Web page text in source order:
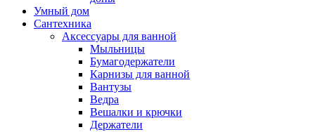
Умный дом
Сантехника
Аксессуары для ванной
Мыльницы
Бумагодержатели
Карнизы для ванной
Вантузы
Ведра
Вешалки и крючки
Держатели